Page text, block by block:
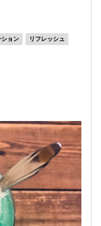
ション リフレッシュ